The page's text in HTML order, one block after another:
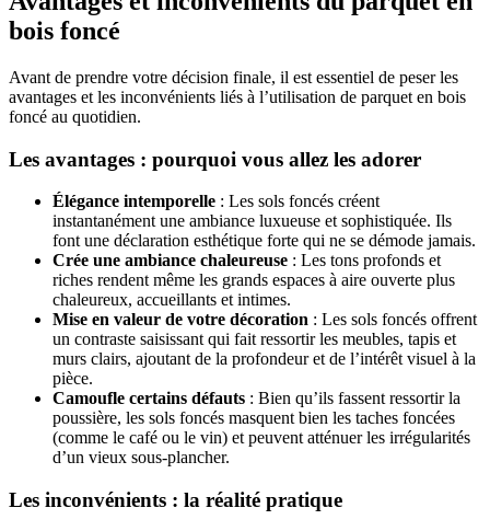
bois foncé
Avant de prendre votre décision finale, il est essentiel de peser les
avantages et les inconvénients liés à l’utilisation de parquet en bois
foncé au quotidien.
Les avantages : pourquoi vous allez les adorer
Élégance intemporelle : Les sols foncés créent
instantanément une ambiance luxueuse et sophistiquée. Ils
font une déclaration esthétique forte qui ne se démode jamais.
Crée une ambiance chaleureuse : Les tons profonds et
riches rendent même les grands espaces à aire ouverte plus
chaleureux, accueillants et intimes.
Mise en valeur de votre décoration : Les sols foncés offrent
un contraste saisissant qui fait ressortir les meubles, tapis et
murs clairs, ajoutant de la profondeur et de l’intérêt visuel à la
pièce.
Camoufle certains défauts : Bien qu’ils fassent ressortir la
poussière, les sols foncés masquent bien les taches foncées
(comme le café ou le vin) et peuvent atténuer les irrégularités
d’un vieux sous-plancher.
Les inconvénients : la réalité pratique